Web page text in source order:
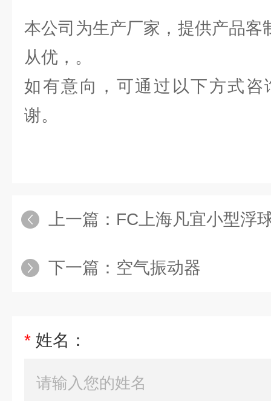
本公司为生产厂家，提供产品客
从优，。
如有意向，可通过以下方式咨
谢。
上一篇： FC上海凡宜小型浮
下一篇： 空气振动器
* 姓名：